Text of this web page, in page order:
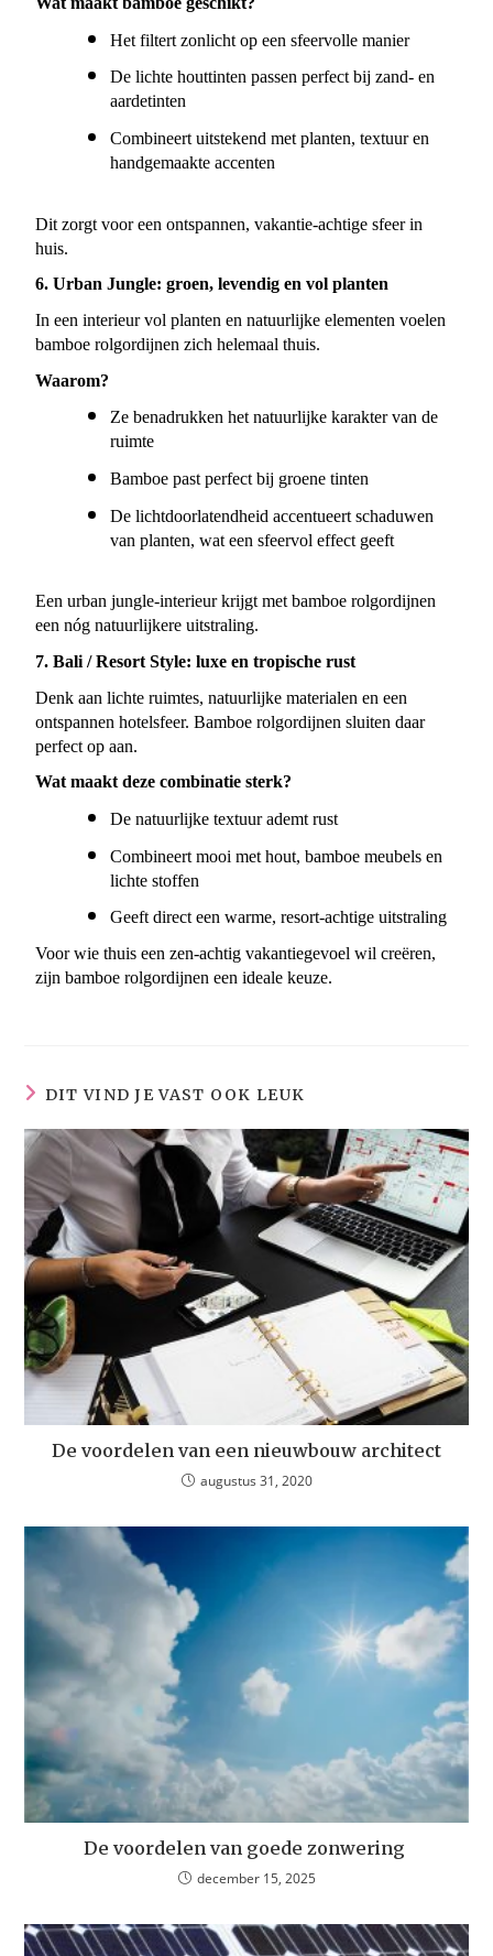
Het filtert zonlicht op een sfeervolle manier
De lichte houttinten passen perfect bij zand- en
aardetinten
Combineert uitstekend met planten, textuur en
handgemaakte accenten
Dit zorgt voor een ontspannen, vakantie-achtige sfeer in
huis.
6. Urban Jungle: groen, levendig en vol planten
In een interieur vol planten en natuurlijke elementen voelen
bamboe rolgordijnen zich helemaal thuis.
Waarom?
Ze benadrukken het natuurlijke karakter van de
ruimte
Bamboe past perfect bij groene tinten
De lichtdoorlatendheid accentueert schaduwen
van planten, wat een sfeervol effect geeft
Een urban jungle-interieur krijgt met bamboe rolgordijnen
een nóg natuurlijkere uitstraling.
7. Bali / Resort Style: luxe en tropische rust
Denk aan lichte ruimtes, natuurlijke materialen en een
ontspannen hotelsfeer. Bamboe rolgordijnen sluiten daar
perfect op aan.
Wat maakt deze combinatie sterk?
De natuurlijke textuur ademt rust
Combineert mooi met hout, bamboe meubels en
lichte stoffen
Geeft direct een warme, resort-achtige uitstraling
Voor wie thuis een zen-achtig vakantiegevoel wil creëren,
zijn bamboe rolgordijnen een ideale keuze.
DIT VIND JE VAST OOK LEUK
De voordelen van een nieuwbouw architect
augustus 31, 2020
De voordelen van goede zonwering
december 15, 2025